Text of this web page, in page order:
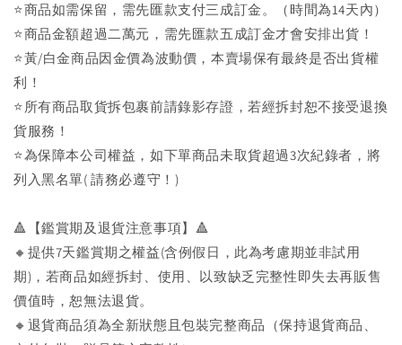
⭐商品如需保留，需先匯款支付三成訂金。（時間為14天內）
⭐商品金額超過二萬元，需先匯款五成訂金才會安排出貨！
⭐黃/白金商品因金價為波動價，本賣場保有最終是否出貨權
利！
⭐️所有商品取貨拆包裹前請錄影存證，若經拆封恕不接受退換
貨服務！
⭐為保障本公司權益，如下單商品未取貨超過3次紀錄者，將
列入黑名單( 請務必遵守！)
🔺【鑑賞期及退貨注意事項】🔺
🔸提供7天鑑賞期之權益(含例假日，此為考慮期並非試用
期)，若商品如經拆封、使用、以致缺乏完整性即失去再販售
價值時，恕無法退貨。
🔸退貨商品須為全新狀態且包裝完整商品（保持退貨商品、